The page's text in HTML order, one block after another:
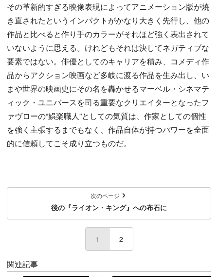
その革新的すぎる映像表現によってアニメーション版が焼
き直されたというインパクトがかなり大きく先行し、他の
作品と比べると作り手のカラーがそれほど強く表出されて
いないように思える。けれどもそれは決してネガティブな
要素ではない。俳優としてのキャリアを積み、コメディ作
品からアクション映画など多岐に渡る作品を生み出し、い
まや世界の映画史にその名を轟かせるマーベル・シネマテ
ィック・ユニバースを司る重要なクリエイターとなったフ
ァヴローの“娯楽職人”としての気質は、作家としての個性
を強く主張するまでもなく、作品自体が持つパワーを全面
的に信頼してこそ成り立つものだ。
次のページ
後の『ライオン・キング』への布石に
1 (current)
2
関連記事